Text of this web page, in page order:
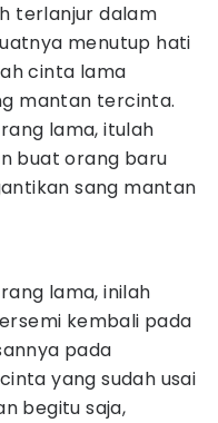
terlanjur dalam
menutup hati
cinta lama
mantan tercinta.
lama, itulah
buat orang baru
sang mantan
lama, inilah
kembali pada
pada
yang sudah usai
begitu saja,